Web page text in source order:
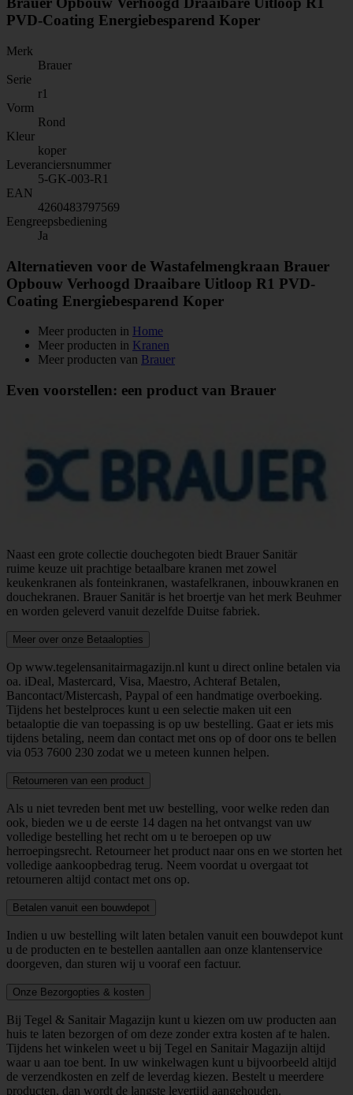
PVD-Coating Energiebesparend Koper
Merk
Brauer
Serie
r1
Vorm
Rond
Kleur
koper
Leveranciersnummer
5-GK-003-R1
EAN
4260483797569
Eengreepsbediening
Ja
Alternatieven voor de Wastafelmengkraan Brauer
Opbouw Verhoogd Draaibare Uitloop R1 PVD-
Coating Energiebesparend Koper
Meer producten in Home
Meer producten in Kranen
Meer producten van Brauer
Even voorstellen: een product van Brauer
Naast een grote collectie douchegoten biedt Brauer Sanitär
ruime keuze uit prachtige betaalbare kranen met zowel
keukenkranen als fonteinkranen, wastafelkranen, inbouwkranen en
douchekranen. Brauer Sanitär is het broertje van het merk Beuhmer
en worden geleverd vanuit dezelfde Duitse fabriek.
Meer over onze Betaalopties
Op www.tegelensanitairmagazijn.nl kunt u direct online betalen via
oa. iDeal, Mastercard, Visa, Maestro, Achteraf Betalen,
Bancontact/Mistercash, Paypal of een handmatige overboeking.
Tijdens het bestelproces kunt u een selectie maken uit een
betaaloptie die van toepassing is op uw bestelling. Gaat er iets mis
tijdens betaling, neem dan contact met ons op of door ons te bellen
via 053 7600 230 zodat we u meteen kunnen helpen.
Retourneren van een product
Als u niet tevreden bent met uw bestelling, voor welke reden dan
ook, bieden we u de eerste 14 dagen na het ontvangst van uw
volledige bestelling het recht om u te beroepen op uw
herroepingsrecht. Retourneer het product naar ons en we storten het
volledige aankoopbedrag terug. Neem voordat u overgaat tot
retourneren altijd contact met ons op.
Betalen vanuit een bouwdepot
Indien u uw bestelling wilt laten betalen vanuit een bouwdepot kunt
u de producten en te bestellen aantallen aan onze klantenservice
doorgeven, dan sturen wij u vooraf een factuur.
Onze Bezorgopties & kosten
Bij Tegel & Sanitair Magazijn kunt u kiezen om uw producten aan
huis te laten bezorgen of om deze zonder extra kosten af te halen.
Tijdens het winkelen weet u bij Tegel en Sanitair Magazijn altijd
waar u aan toe bent. In uw winkelwagen kunt u bijvoorbeeld altijd
de verzendkosten en zelf de leverdag kiezen. Bestelt u meerdere
producten, dan wordt de langste levertijd aangehouden.